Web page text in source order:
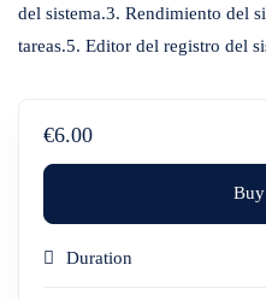
del sistema.3. Rendimiento del
tareas.5. Editor del registro del
€6.00
Duration